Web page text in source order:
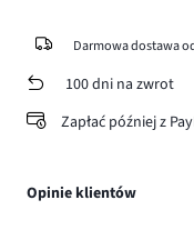
Darmowa dostawa
100 dni na zwrot
Zapłać później z
Opinie klientów